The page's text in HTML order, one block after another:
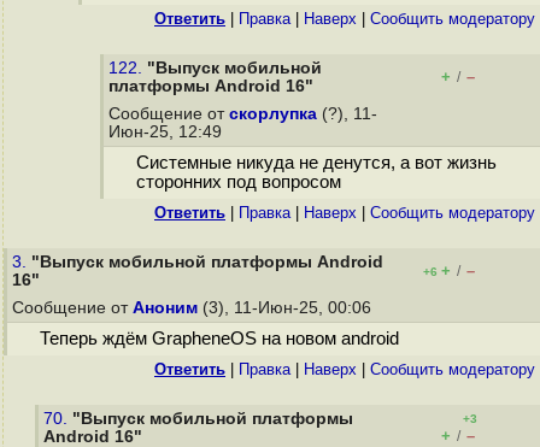
Ответить Правка| Наверх Cообщить модератору
122. "Выпуск мобильной
платформы Android 16"
+ / –
Сообщение от скорлупка (?), 11-
Июн-25, 12:49
Системные никуда не денутся, а вот жизнь
сторонних под вопросом
Ответить Правка| Наверх Cообщить модератору
3. "Выпуск мобильной платформы Android
16"
+6 + / –
Сообщение от Аноним (3), 11-Июн-25, 00:06
Теперь ждём GrapheneOS на новом android
Ответить Правка| Наверх Cообщить модератору
70. "Выпуск мобильной платформы
Android 16"
+3
+ / –